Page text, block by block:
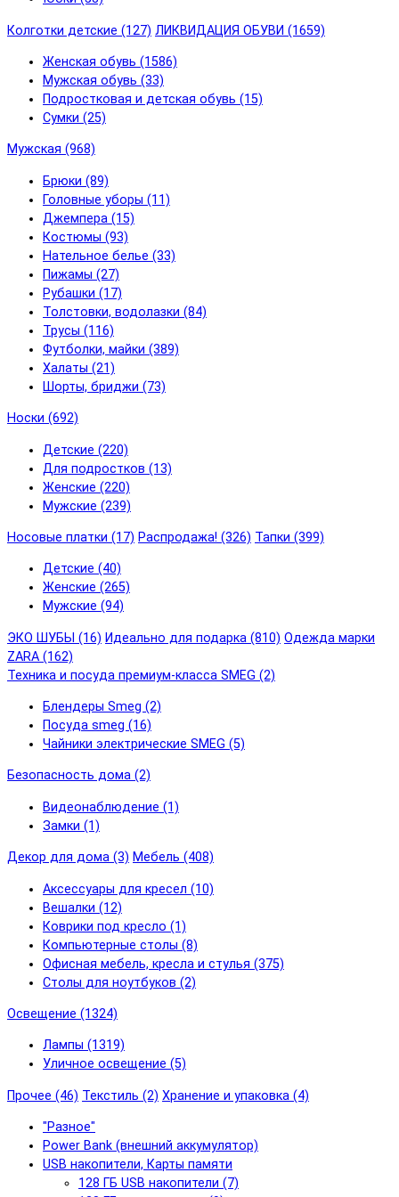
Колготки детские (127) ЛИКВИДАЦИЯ ОБУВИ (1659)
Женская обувь (1586)
Мужская обувь (33)
Подростковая и детская обувь (15)
Сумки (25)
Мужская (968)
Брюки (89)
Головные уборы (11)
Джемпера (15)
Костюмы (93)
Нательное белье (33)
Пижамы (27)
Рубашки (17)
Толстовки, водолазки (84)
Трусы (116)
Футболки, майки (389)
Халаты (21)
Шорты, бриджи (73)
Носки (692)
Детские (220)
Для подростков (13)
Женские (220)
Мужские (239)
Носовые платки (17) Распродажа! (326) Тапки (399)
Детские (40)
Женские (265)
Мужские (94)
ЭКО ШУБЫ (16) Идеально для подарка (810) Одежда марки
ZARA (162)
Техника и посуда премиум-класса SMEG (2)
Блендеры Smeg (2)
Посуда smeg (16)
Чайники электрические SMEG (5)
Безопасность дома (2)
Видеонаблюдение (1)
Замки (1)
Декор для дома (3) Мебель (408)
Аксессуары для кресел (10)
Вешалки (12)
Коврики под кресло (1)
Компьютерные столы (8)
Офисная мебель, кресла и стулья (375)
Столы для ноутбуков (2)
Освещение (1324)
Лампы (1319)
Уличное освещение (5)
Прочее (46) Текстиль (2) Хранение и упаковка (4)
"Разное"
Power Bank (внешний аккумулятор)
USB накопители, Карты памяти
128 ГБ USB накопители (7)